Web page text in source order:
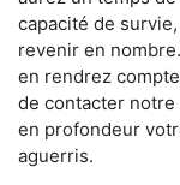
capacité de
revenir en
en rendrez
de contacter
en profondeur
aguerris.